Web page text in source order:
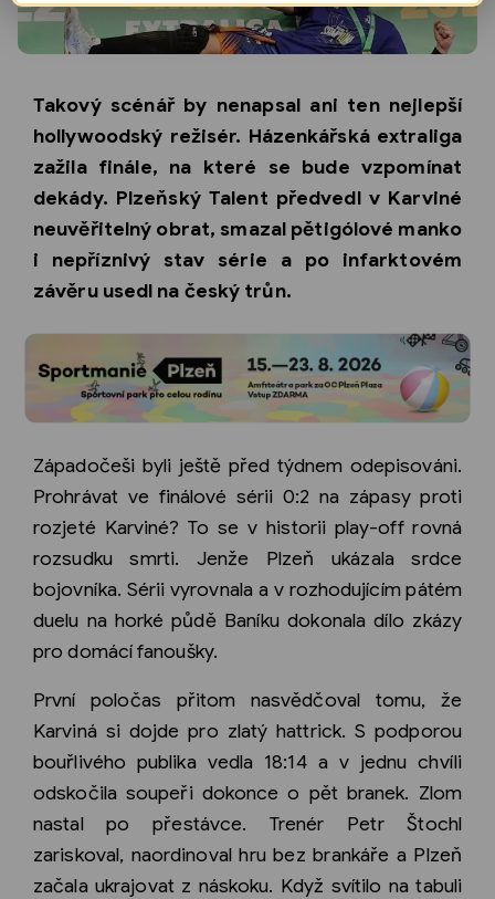
Takový scénář by nenapsal ani ten nejlepší
hollywoodský režisér. Házenkářská extraliga
zažila finále, na které se bude vzpomínat
dekády. Plzeňský Talent předvedl v Karviné
neuvěřitelný obrat, smazal pětigólové manko
i nepříznivý stav série a po infarktovém
závěru usedl na český trůn.
Západočeši byli ještě před týdnem odepisováni.
Prohrávat ve finálové sérii 0:2 na zápasy proti
rozjeté Karviné? To se v historii play-off rovná
rozsudku smrti. Jenže Plzeň ukázala srdce
bojovníka. Sérii vyrovnala a v rozhodujícím pátém
duelu na horké půdě Baníku dokonala dílo zkázy
pro domácí fanoušky.
První poločas přitom nasvědčoval tomu, že
Karviná si dojde pro zlatý hattrick. S podporou
bouřlivého publika vedla 18:14 a v jednu chvíli
odskočila soupeři dokonce o pět branek. Zlom
nastal po přestávce. Trenér Petr Štochl
zariskoval, naordinoval hru bez brankáře a Plzeň
začala ukrajovat z náskoku. Když svítilo na tabuli